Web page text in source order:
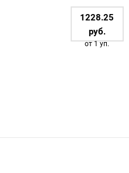
1228.25
руб.
от 1 уп.